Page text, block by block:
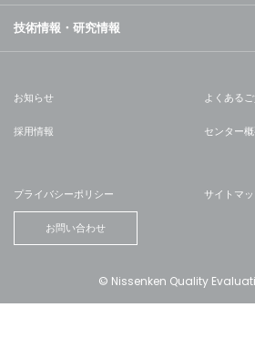
技術情報・研究情報
お知らせ よくある
採用情報 センター
プライバシーポリシー サイトマ
お問い合わせ
© Nissenken Quality